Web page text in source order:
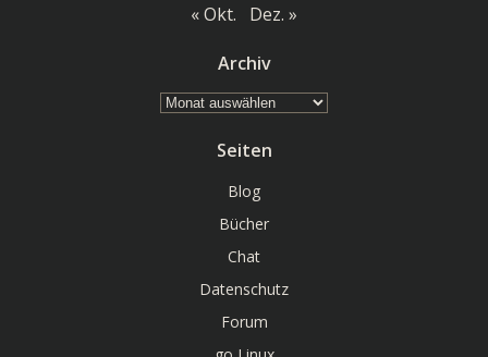
« Okt. Dez. »
Archiv
Archiv
Seiten
Blog
Bücher
Chat
Datenschutz
Forum